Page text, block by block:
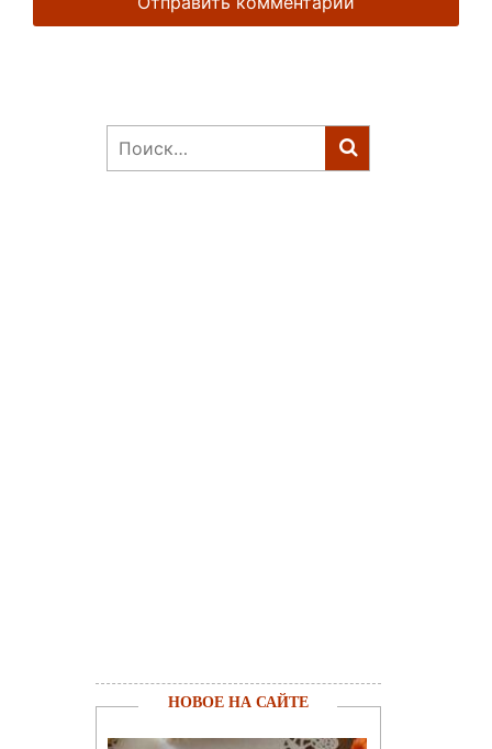
Найти:
НОВОЕ НА САЙТЕ